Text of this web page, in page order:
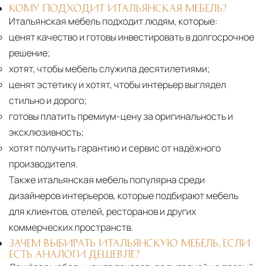
КОМУ ПОДХОДИТ ИТАЛЬЯНСКАЯ МЕБЕЛЬ?
Итальянская мебель подходит людям, которые:
ценят качество и готовы инвестировать в долгосрочное
решение;
хотят, чтобы мебель служила десятилетиями;
ценят эстетику и хотят, чтобы интерьер выглядел
стильно и дорого;
готовы платить премиум-цену за оригинальность и
эксклюзивность;
хотят получить гарантию и сервис от надёжного
производителя.
Также итальянская мебель популярна среди
дизайнеров интерьеров, которые подбирают мебель
для клиентов, отелей, ресторанов и других
коммерческих пространств.
ЗАЧЕМ ВЫБИРАТЬ ИТАЛЬЯНСКУЮ МЕБЕЛЬ, ЕСЛИ
ЕСТЬ АНАЛОГИ ДЕШЕВЛЕ?